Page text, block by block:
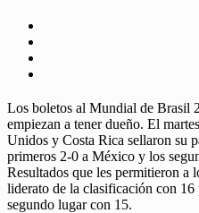
Los boletos al Mundial de Brasil
empiezan a tener dueño. El
Unidos y Costa Rica sellaron su
primeros 2-0 a México y los
Resultados que les permitieron a
liderato de la clasificación con 16
segundo lugar con 15.